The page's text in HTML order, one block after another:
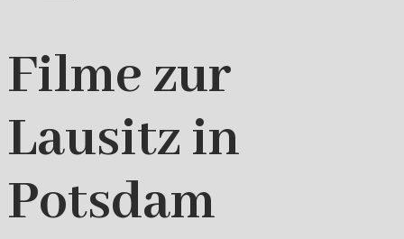
Filme zur
Lausitz in
Potsdam